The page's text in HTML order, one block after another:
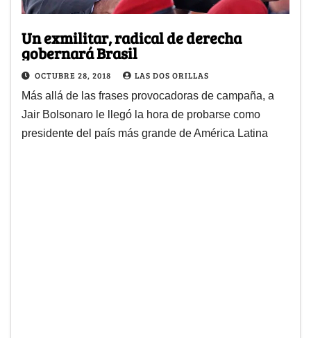
Un exmilitar, radical de derecha
gobernará Brasil
OCTUBRE 28, 2018 LAS DOS ORILLAS
Más allá de las frases provocadoras de campaña, a
Jair Bolsonaro le llegó la hora de probarse como
presidente del país más grande de América Latina